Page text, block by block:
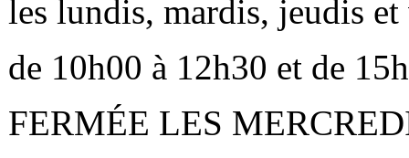
les lundis, mardis, jeudis et
de 10h00 à 12h30 et de
FERMÉE LES